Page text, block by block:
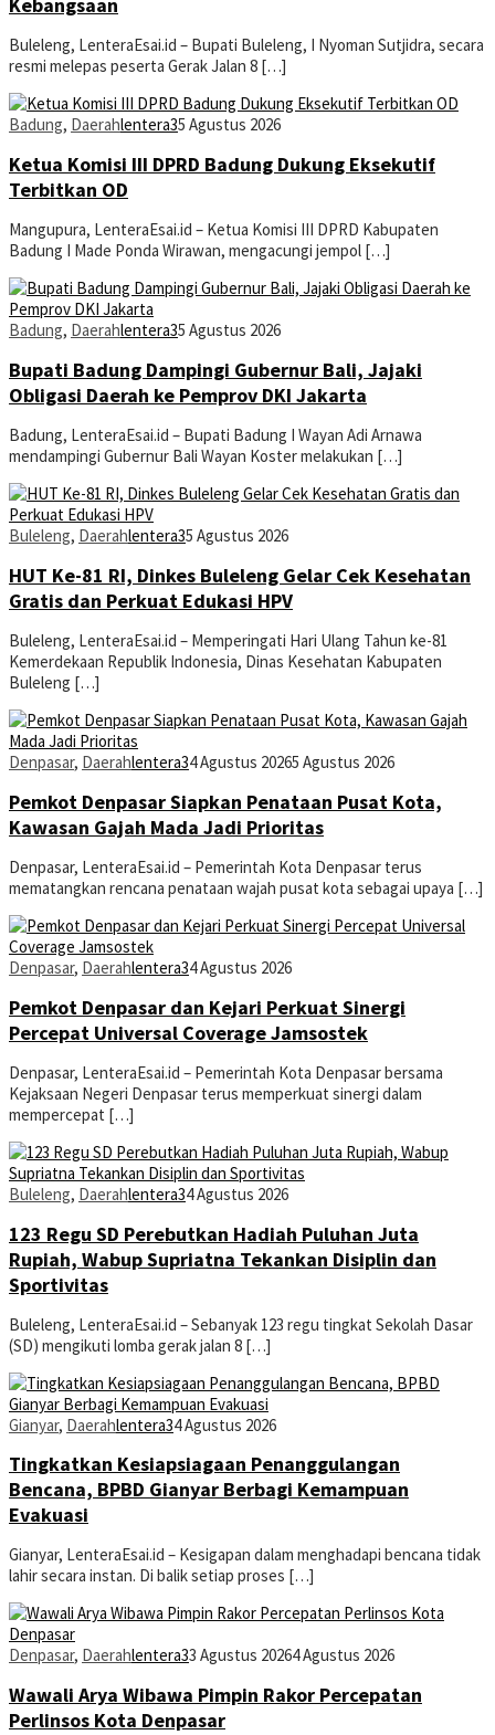
Buleleng, LenteraEsai.id – Bupati Buleleng, I Nyoman Sutjidra, secara
resmi melepas peserta Gerak Jalan 8 […]
Badung, Daerahlentera35 Agustus 2026
Ketua Komisi III DPRD Badung Dukung Eksekutif
Terbitkan OD
Mangupura, LenteraEsai.id – Ketua Komisi III DPRD Kabupaten
Badung I Made Ponda Wirawan, mengacungi jempol […]
Badung, Daerahlentera35 Agustus 2026
Bupati Badung Dampingi Gubernur Bali, Jajaki
Obligasi Daerah ke Pemprov DKI Jakarta
Badung, LenteraEsai.id – Bupati Badung I Wayan Adi Arnawa
mendampingi Gubernur Bali Wayan Koster melakukan […]
Buleleng, Daerahlentera35 Agustus 2026
HUT Ke-81 RI, Dinkes Buleleng Gelar Cek Kesehatan
Gratis dan Perkuat Edukasi HPV
Buleleng, LenteraEsai.id – Memperingati Hari Ulang Tahun ke-81
Kemerdekaan Republik Indonesia, Dinas Kesehatan Kabupaten
Buleleng […]
Denpasar, Daerahlentera34 Agustus 20265 Agustus 2026
Pemkot Denpasar Siapkan Penataan Pusat Kota,
Kawasan Gajah Mada Jadi Prioritas
Denpasar, LenteraEsai.id – Pemerintah Kota Denpasar terus
mematangkan rencana penataan wajah pusat kota sebagai upaya […]
Denpasar, Daerahlentera34 Agustus 2026
Pemkot Denpasar dan Kejari Perkuat Sinergi
Percepat Universal Coverage Jamsostek
Denpasar, LenteraEsai.id – Pemerintah Kota Denpasar bersama
Kejaksaan Negeri Denpasar terus memperkuat sinergi dalam
mempercepat […]
Buleleng, Daerahlentera34 Agustus 2026
123 Regu SD Perebutkan Hadiah Puluhan Juta
Rupiah, Wabup Supriatna Tekankan Disiplin dan
Sportivitas
Buleleng, LenteraEsai.id – Sebanyak 123 regu tingkat Sekolah Dasar
(SD) mengikuti lomba gerak jalan 8 […]
Gianyar, Daerahlentera34 Agustus 2026
Tingkatkan Kesiapsiagaan Penanggulangan
Bencana, BPBD Gianyar Berbagi Kemampuan
Evakuasi
Gianyar, LenteraEsai.id – Kesigapan dalam menghadapi bencana tidak
lahir secara instan. Di balik setiap proses […]
Denpasar, Daerahlentera33 Agustus 20264 Agustus 2026
Wawali Arya Wibawa Pimpin Rakor Percepatan
Perlinsos Kota Denpasar